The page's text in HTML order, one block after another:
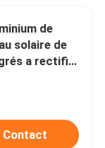
de
solaire de
a rectifié
Contact